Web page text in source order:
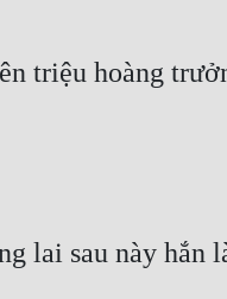
triệu hoàng
lai sau này hắn